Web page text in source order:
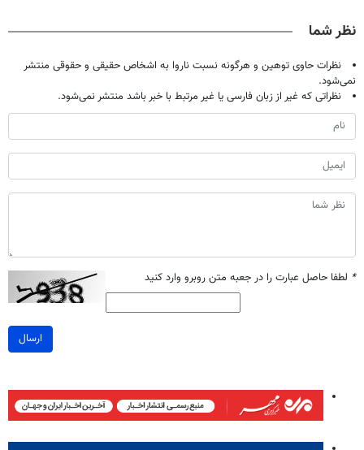
نظر شما
نظرات حاوی توهین و هرگونه نسبت ناروا به اشخاص حقیقی و حقوقی منتشر
نمی‌شود.
نظراتی که غیر از زبان فارسی یا غیر مرتبط با خبر باشد منتشر نمی‌شود.
* لطفا حاصل عبارت را در جعبه متن روبرو وارد کنید
ارسال